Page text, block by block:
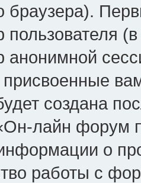
пользователя
анонимной
присвоенные
создана
лайн форум
о
работы с